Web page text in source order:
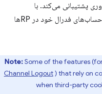
پشتیبانی می‌کند. با
FedCM، کاربران همچنان می‌توانند با حساب‌های فدرال خود در RPها
Note:Some of the features
Channel Logout) that rely on
when third-party